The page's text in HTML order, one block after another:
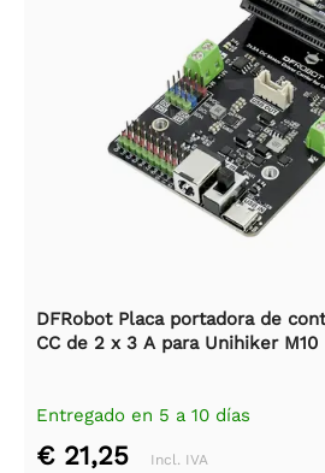
DFRobot Placa portadora de
CC de 2 x 3 A para Unihiker M10
Entregado en 5 a 10 días
€ 21,25 Incl. IVA